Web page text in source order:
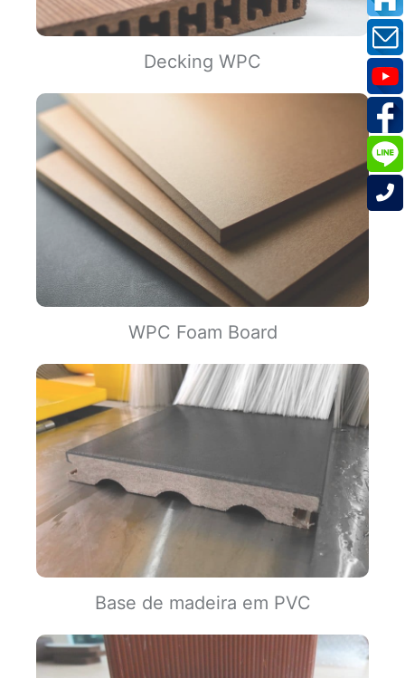
Decking WPC
WPC Foam Board
Base de madeira em PVC